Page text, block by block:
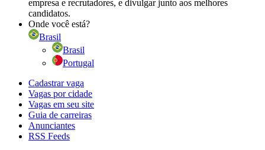
empresa e recrutadores, e divulgar junto aos melhores
candidatos.
Onde você está?
Brasil
Brasil
Portugal
Cadastrar vaga
Vagas por cidade
Vagas em seu site
Guia de carreiras
Anunciantes
RSS Feeds